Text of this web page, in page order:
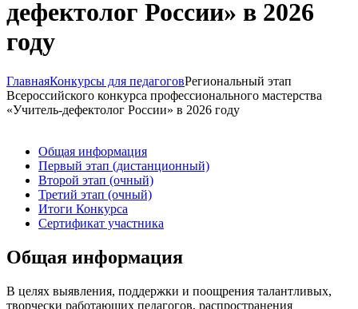
дефектолог России» в 2026
году
ГлавнаяКонкурсы для педагоговРегиональный этап
Всероссийского конкурса профессионального мастерства
«Учитель-дефектолог России» в 2026 году
Общая информация
Первый этап (дистанционный)
Второй этап (очный)
Третий этап (очный)
Итоги Конкурса
Сертификат участника
Общая информация
В целях выявления, поддержки и поощрения талантливых,
творчески работающих педагогов, распространения